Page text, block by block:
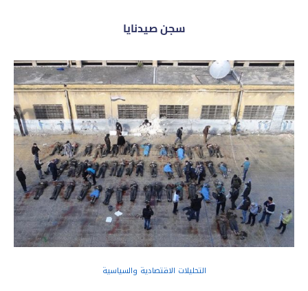
سجن صيدنايا
التحليلات الاقتصادية والسياسية